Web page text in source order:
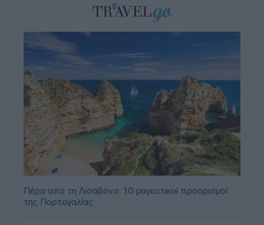
Πέρα από τη Λισαβόνα: 10 μαγευτικοί προορισμοί
της Πορτογαλίας